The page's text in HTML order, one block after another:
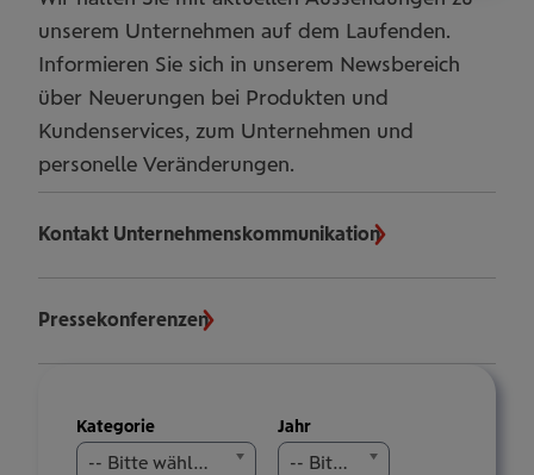
unserem Unternehmen auf dem Laufenden.
Informieren Sie sich in unserem Newsbereich
über Neuerungen bei Produkten und
Kundenservices, zum Unternehmen und
personelle Veränderungen.
Kontakt Unternehmenskommunikation
Pressekonferenzen
Meldungen
filtern
Kategorie
-- Bitte wählen Sie aus --
Jahr
-- Bitte wählen Sie aus --